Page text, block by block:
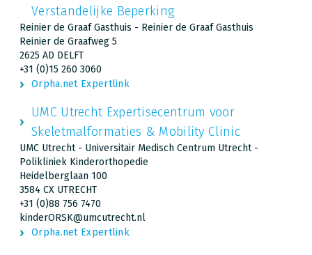
Verstandelijke Beperking
Reinier de Graaf Gasthuis - Reinier de Graaf Gasthuis
Reinier de Graafweg 5
2625 AD DELFT
+31 (0)15 260 3060
Orpha.net Expertlink
UMC Utrecht Expertisecentrum voor
Skeletmalformaties & Mobility Clinic
UMC Utrecht - Universitair Medisch Centrum Utrecht -
Polikliniek Kinderorthopedie
Heidelberglaan 100
3584 CX UTRECHT
+31 (0)88 756 7470
kinderORSK@umcutrecht.nl
Orpha.net Expertlink